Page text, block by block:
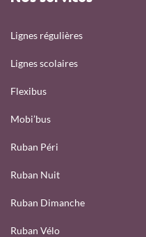
Lignes régulières
Lignes scolaires
Flexibus
Mobi’bus
Ruban Péri
Ruban Nuit
Ruban Dimanche
Ruban Vélo